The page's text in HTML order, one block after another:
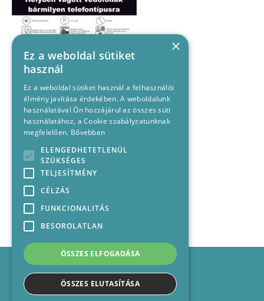
Impresszum
Médiajánlat
Felhasználási feltételek
×
Ez a weboldal sütiket
használ
Ez a weboldal sütiket használ a felhasználói
élmény javítása érdekében. A weboldalunk
használatával Ön hozzájárul az összes süti
használatához, a Cookie szabályzatunknak
megfelelően. Bővebben
ELENGEDHETETLENÜL
SZÜKSÉGES
TELJESÍTMÉNY
CÉLZÁS
FUNKCIONALITÁS
BESOROLATLAN
ÖSSZES ELFOGADÁSA
ÖSSZES ELUTASÍTÁSA